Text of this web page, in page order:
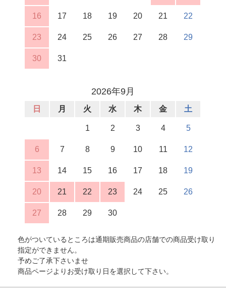
16 17 18 19 20 21 22
23 24 25 26 27 28 29
30 31
2026年9月
日 月 火 水 木 金 土
1 2 3 4 5
6 7 8 9 10 11 12
13 14 15 16 17 18 19
20 21 22 23 24 25 26
27 28 29 30
色がついているところは通期販売商品の店舗での商品受け取り
指定ができません。
予めご了承下さいませ
商品ページよりお受け取り日を選択して下さい。